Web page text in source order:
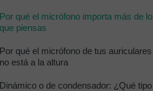
Por qué el micrófono importa más de lo
que piensas
Por qué el micrófono de tus auriculares
no está a la altura
Dinámico o de condensador: ¿Qué tipo